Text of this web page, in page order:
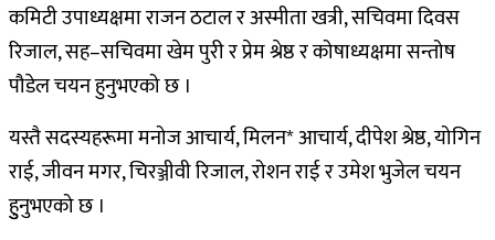
कमिटी उपाध्यक्षमा राजन ठटाल र अस्मीता खत्री, सचिवमा दिवस
रिजाल, सह–सचिवमा खेम पुरी र प्रेम श्रेष्ठ र कोषाध्यक्षमा सन्तोष
पौडेल चयन हुनुभएको छ ।
यस्तै सदस्यहरूमा मनोज आचार्य, मिलन* आचार्य, दीपेश श्रेष्ठ, योगिन
राई, जीवन मगर, चिरञ्जीवी रिजाल, रोशन राई र उमेश भुजेल चयन
हुुनुभएको छ ।